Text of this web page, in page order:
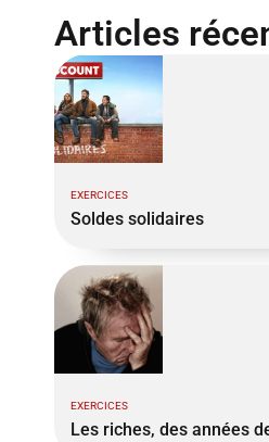
Articles
EXERCICES
Soldes solidaires
EXERCICES
Les riches, des années